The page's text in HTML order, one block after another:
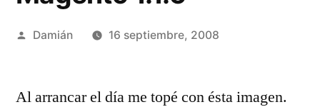
Publicado
Damián 16 septiembre, 2008
Al arrancar el día me topé con ésta imagen.